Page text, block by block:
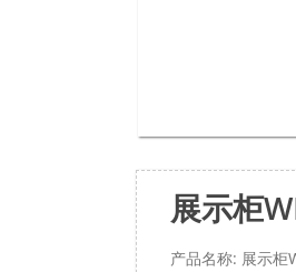
展示柜
产品名称: 展示柜